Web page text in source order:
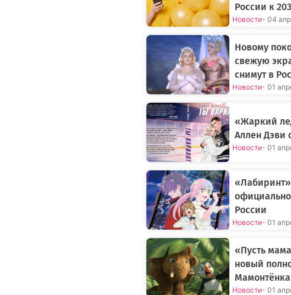
России к
Новости- 04
Новому
свежую
снимут в
Новости- 01
«Жаркий
Аллен Дэви
Новости- 01
России
Новости- 01
«Пусть
новый
Мамонтёнка
Новости- 01